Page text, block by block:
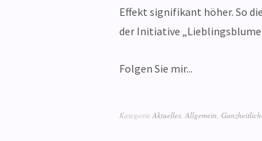
Effekt signifikant höher. So
der Initiative
Folgen Sie mir...
Kategorie Aktuelles Allgemein